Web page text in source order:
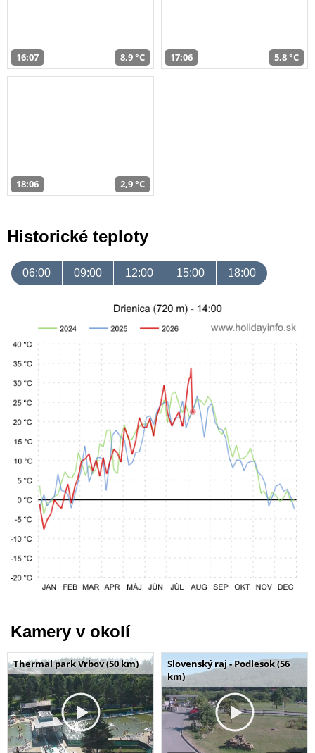
16:07 8,9 °C 17:06 5,8 °C
18:06 2,9 °C
Historické teploty
06:00 09:00 12:00 15:00 18:00
Kamery v okolí
Thermal park Vrbov (50 km)
Slovenský raj - Podlesok (56
km)